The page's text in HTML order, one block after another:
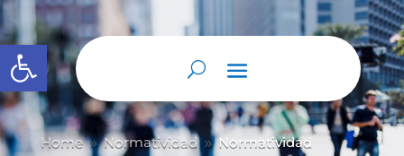
Abrir barra de herramientas
Home 9 Normatividad 9 Normatividad